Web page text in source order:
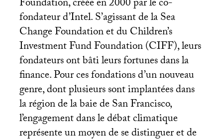
Foundation, créée en 2000 par le co-
fondateur d’Intel. S’agissant de la Sea
Change Foundation et du Children’s
Investment Fund Foundation (CIFF), leurs
fondateurs ont bâti leurs fortunes dans la
finance. Pour ces fondations d’un nouveau
genre, dont plusieurs sont implantées dans
la région de la baie de San Francisco,
l’engagement dans le débat climatique
représente un moyen de se distinguer et de